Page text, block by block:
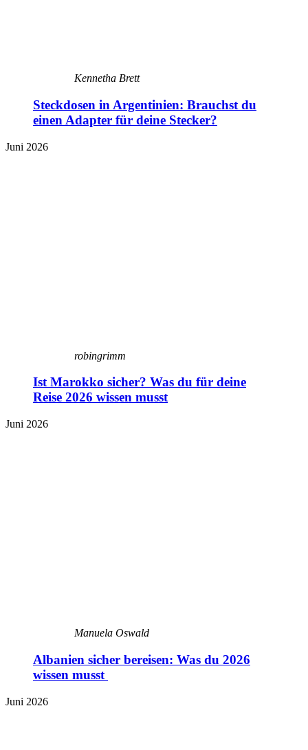
Kennetha Brett
Steckdosen in Argentinien: Brauchst du
einen Adapter für deine Stecker?
Juni 2026
robingrimm
Ist Marokko sicher? Was du für deine
Reise 2026 wissen musst
Juni 2026
Manuela Oswald
Albanien sicher bereisen: Was du 2026
wissen musst
Juni 2026